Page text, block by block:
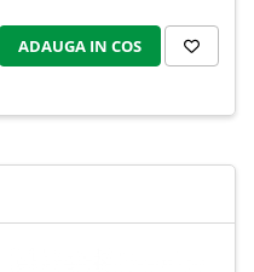
ADAUGA IN COS